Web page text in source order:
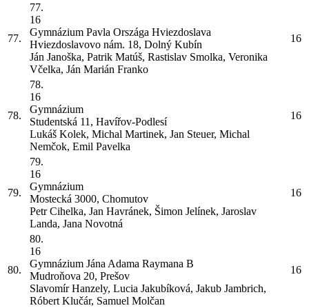
77.
77.
16
Gymnázium Pavla Országa Hviezdoslava
Hviezdoslavovo nám. 18, Dolný Kubín
Ján Janoška, Patrik Matúš, Rastislav Smolka, Veronika
Včelka, Ján Marián Franko
16
78.
78.
16
Gymnázium
Studentská 11, Havířov-Podlesí
Lukáš Kolek, Michal Martinek, Jan Steuer, Michal
Nemčok, Emil Pavelka
16
79.
79.
16
Gymnázium
Mostecká 3000, Chomutov
Petr Cihelka, Jan Havránek, Šimon Jelínek, Jaroslav
Landa, Jana Novotná
16
80.
80.
16
Gymnázium Jána Adama Raymana B
Mudroňova 20, Prešov
Slavomír Hanzely, Lucia Jakubíková, Jakub Jambrich,
Róbert Klučár, Samuel Molčan
16